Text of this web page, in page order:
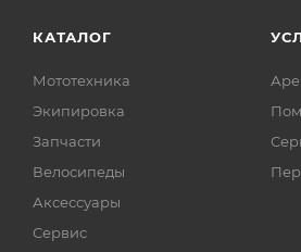
КАТАЛОГ
Мототехника
Экипировка
Запчасти
Велосипеды
Аксессуары
Сервис